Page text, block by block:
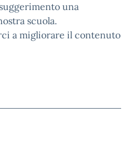
una
scuola.
a migliorare il contenuto